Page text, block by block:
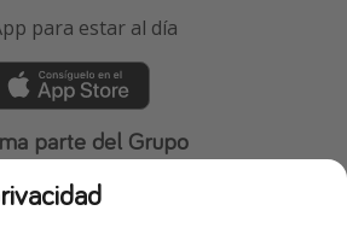
para estar al día
parte del Grupo